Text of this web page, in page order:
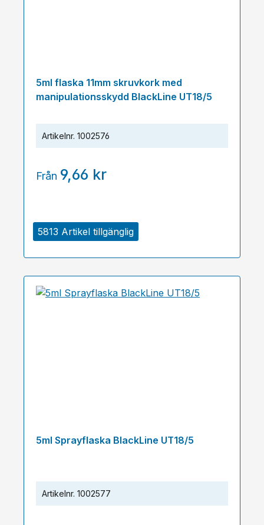
5813 Artikel tillgänglig
5ml flaska 11mm skruvkork med
manipulationsskydd BlackLine UT18/5
Artikelnr. 1002576
Från 9,66 kr
5ml Sprayflaska BlackLine UT18/5
Artikelnr. 1002577